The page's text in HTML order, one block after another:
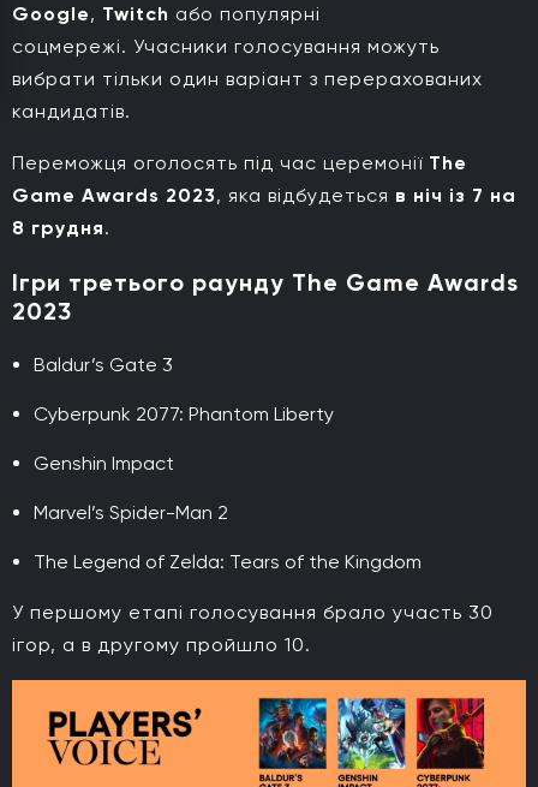
Google, Twitch або популярні
соцмережі. Учасники голосування можуть
вибрати тільки один варіант з перерахованих
кандидатів.
Переможця оголосять під час церемонії The
Game Awards 2023, яка відбудеться в ніч із 7 на
8 грудня.
Ігри третього раунду The Game Awards
2023
Baldur’s Gate 3
Cyberpunk 2077: Phantom Liberty
Genshin Impact
Marvel’s Spider-Man 2
The Legend of Zelda: Tears of the Kingdom
У першому етапі голосування брало участь 30
ігор, а в другому пройшло 10.